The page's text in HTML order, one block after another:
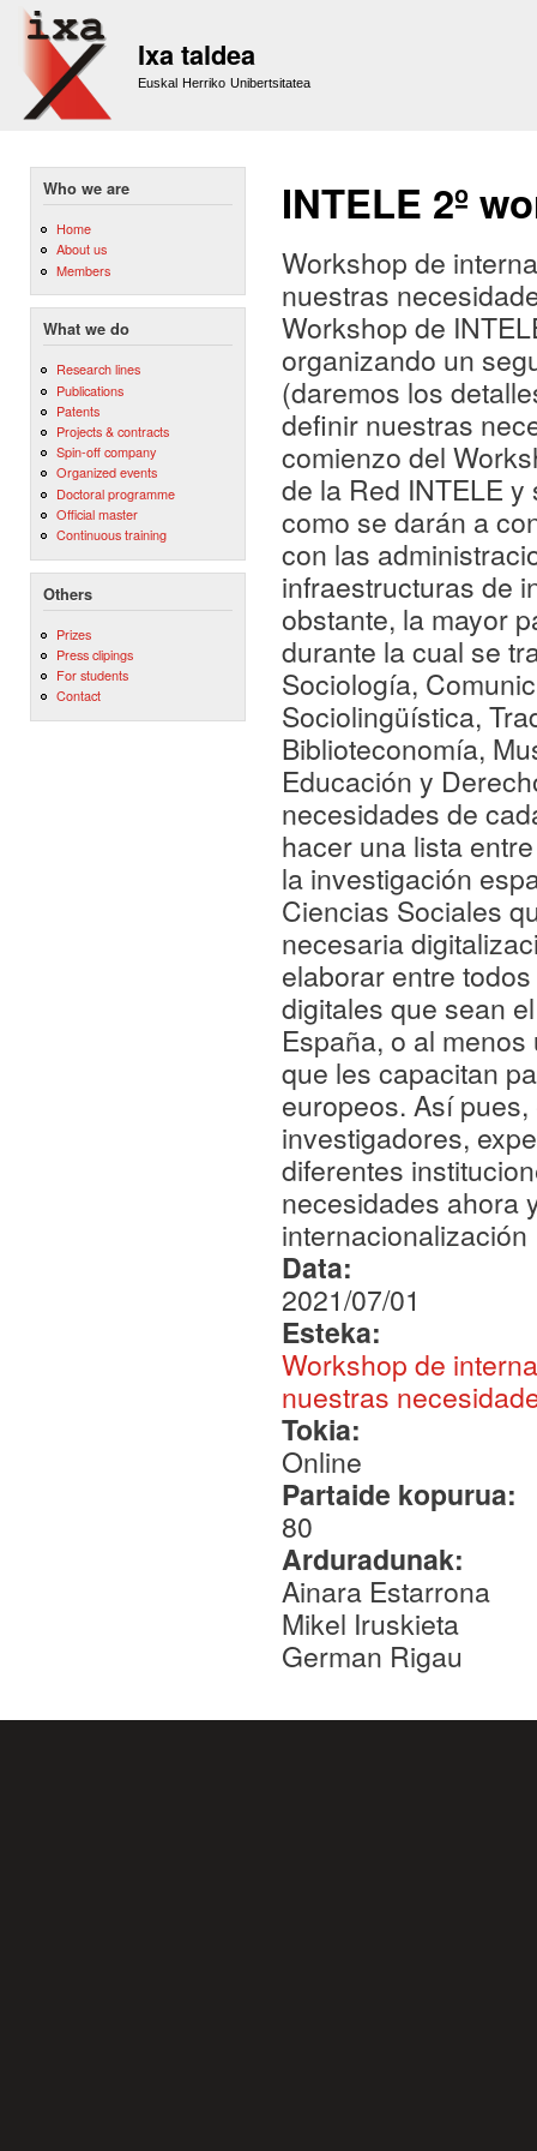
Ixa taldea
Euskal Herriko Unibertsitatea
Who we are
Home
About us
Members
What we do
Research lines
Publications
Patents
Projects & contracts
Spin-off company
Organized events
Doctoral programme
Official master
Continuous training
Others
Prizes
Press clipings
For students
Contact
INTELE 2º
Workshop de
nuestras
Workshop de
organizando un
(daremos los
definir nuestras
comienzo del
de la Red INTELE
como se darán a
con las
infraestructuras de
obstante, la mayor
durante la cual se
Sociología,
Sociolingüística,
Biblioteconomía,
Educación y
necesidades de
hacer una lista
la investigación
Ciencias Sociales
necesaria
elaborar entre
digitales que sean
España, o al
que les capacitan
europeos. Así
investigadores,
diferentes
necesidades ahora
internacionalización
Data:
2021/07/01
Esteka:
Workshop de
nuestras
Tokia:
Online
Partaide kopurua:
80
Arduradunak:
Ainara Estarrona
Mikel Iruskieta
German Rigau